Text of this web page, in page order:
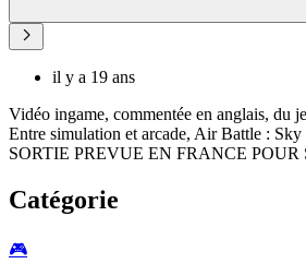
il y a 19 ans
Vidéo ingame, commentée en anglais, du
Entre simulation et arcade, Air Battle : Sky
SORTIE PREVUE EN FRANCE POUR
Catégorie
🎮️